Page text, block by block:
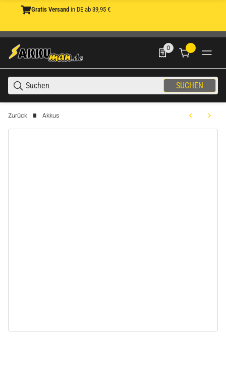
Gratis Versand in DE ab 39,95 €
SUCHEN
0
0 Produkte in der
Zurück Akkus